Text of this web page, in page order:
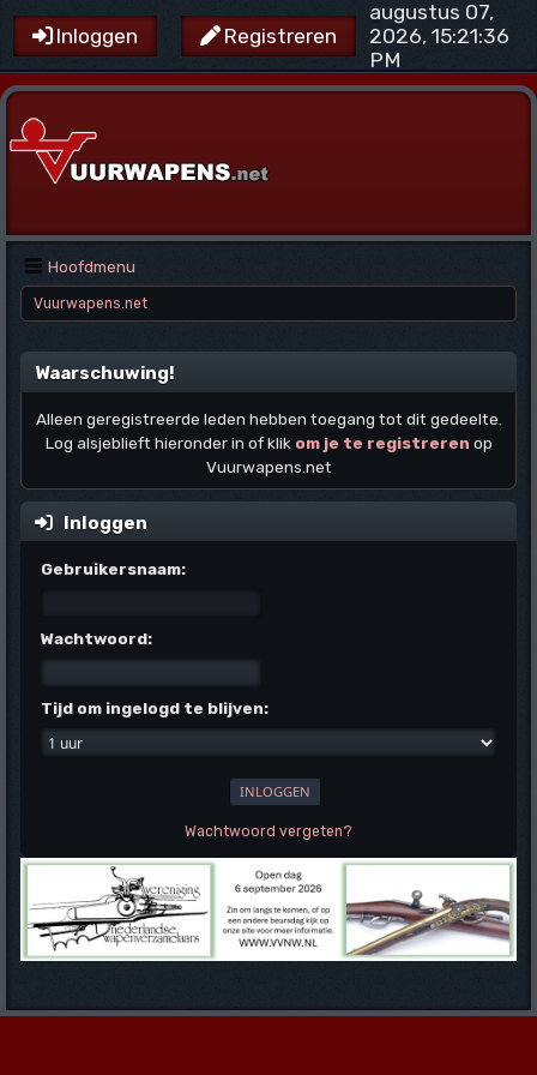
Inloggen Registreren
augustus 07,
2026, 15:21:36
PM
Hoofdmenu
Vuurwapens.net
Waarschuwing!
Alleen geregistreerde leden hebben toegang tot dit gedeelte.
Log alsjeblieft hieronder in of klik om je te registreren op
Vuurwapens.net
Inloggen
Gebruikersnaam:
Wachtwoord:
Tijd om ingelogd te blijven:
Wachtwoord vergeten?